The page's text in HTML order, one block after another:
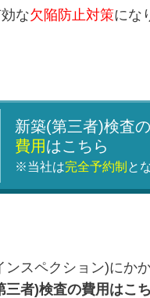
な欠陥防止対策にな
新築(第三者)検査の
費用はこちら
※当社は完全予約制 と
スペクション)にか
三者)検査の費用はこ